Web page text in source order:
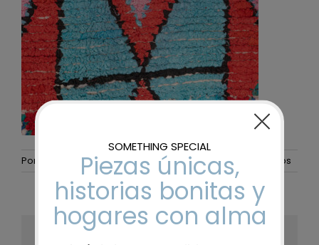
Por maider-admin 19 noviembre, 2025 | Sin comentarios
Share This Story, Choose Your